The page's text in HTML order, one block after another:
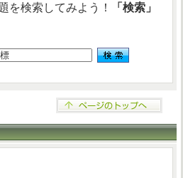
を検索してみよう！
「検索」